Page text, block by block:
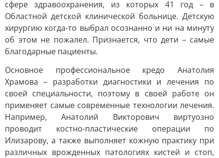
сфере здравоохранения, из которых 41 год – в
Областной детской клинической больнице. Детскую
хирургию когда-то выбрал осознанно и ни на минуту
об этом не пожалел. Признается, что дети – самые
благодарные пациенты.
Основное профессиональное кредо Анатолия
Храмова – разработки диагностики и лечения по
своей специальности, поэтому в своей работе он
применяет самые современные технологии лечения.
Например, Анатолий Викторович виртуозно
проводит костно-пластические операции по
Илизарову, а также выполняет кожную практику при
различных врожденных патологиях кистей и стоп,